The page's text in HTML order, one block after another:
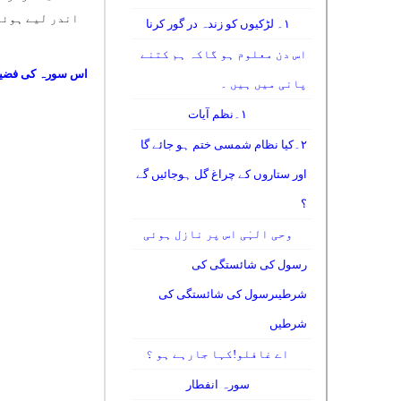
۱۔ لڑکیوں کو زندہ در گور کرنا
اس دن معلوم ہو گاکہ ہم کتنے
پانی میں ہیں ۔
۱۔نظم آیات
۲۔کیا نظام شمسی ختم ہو جائے گا
اور ستاروں کے چراغ گل ہوجائیں گے
؟
وحی الہٰی اس پر نازل ہوئی
رسول کی شائستگی کی
شرطیںرسول کی شائستگی کی
شرطیں
اے غافلو!کہا جارہے ہو ؟
سورہ انفطار
اندر لیے
اس سورہ کی